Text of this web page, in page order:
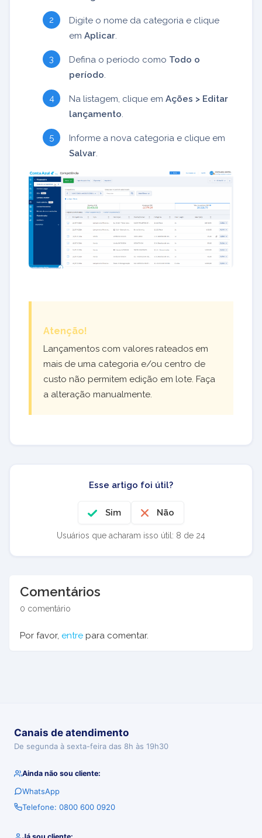
Digite o nome da categoria e clique
em Aplicar
Defina o período como Todo o
período
Na listagem, clique em Ações > Editar
lançamento
Informe a nova categoria e clique em
Salvar
Atenção!
Lançamentos com valores rateados em
mais de uma categoria e/ou centro de
custo não permitem edição em lote. Faça
a alteração manualmente.
Esse artigo foi útil?
Sim Não
Usuários que acharam isso útil: 8 de 24
Comentários
0 comentário
Por favor, entre para comentar.
Canais de atendimento
De segunda à sexta-feira das 8h às 19h30
Ainda não sou cliente:
WhatsApp
Telefone: 0800 600 0920